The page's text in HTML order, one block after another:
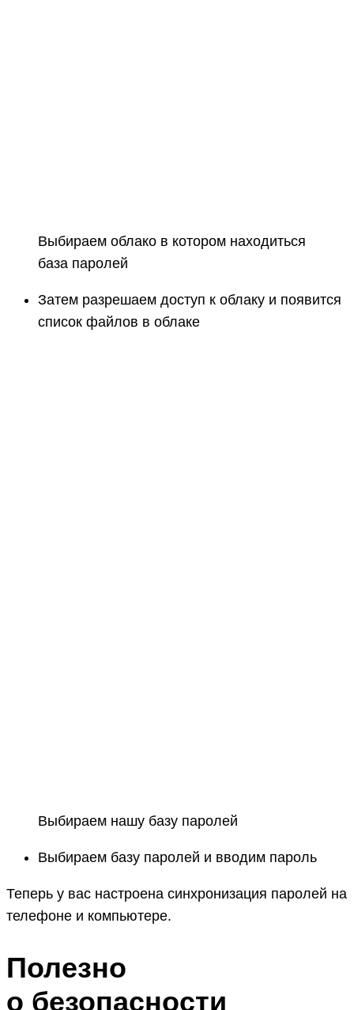
Выбираем облако в котором находиться
база паролей
Затем разрешаем доступ к облаку и появится
список файлов в облаке
Выбираем нашу базу паролей
Выбираем базу паролей и вводим пароль
Теперь у вас настроена синхронизация паролей на
телефоне и компьютере.
Полезно
о безопасности